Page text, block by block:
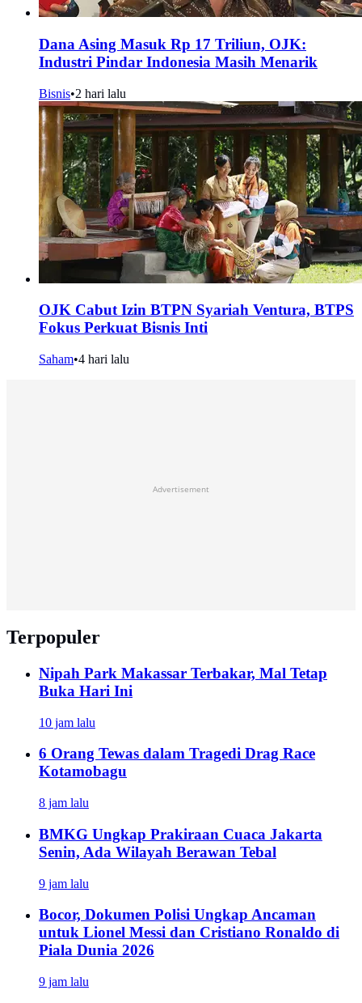
Dana Asing Masuk Rp 17 Triliun, OJK:
Industri Pindar Indonesia Masih Menarik
Bisnis•2 hari lalu
OJK Cabut Izin BTPN Syariah Ventura, BTPS
Fokus Perkuat Bisnis Inti
Saham•4 hari lalu
Advertisement
Terpopuler
Nipah Park Makassar Terbakar, Mal Tetap
Buka Hari Ini
10 jam lalu
6 Orang Tewas dalam Tragedi Drag Race
Kotamobagu
8 jam lalu
BMKG Ungkap Prakiraan Cuaca Jakarta
Senin, Ada Wilayah Berawan Tebal
9 jam lalu
Bocor, Dokumen Polisi Ungkap Ancaman
untuk Lionel Messi dan Cristiano Ronaldo di
Piala Dunia 2026
9 jam lalu